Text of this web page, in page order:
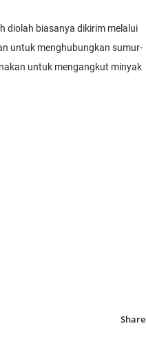
diolah biasanya dikirim melalui
untuk menghubungkan sumur-
untuk mengangkut minyak
Share